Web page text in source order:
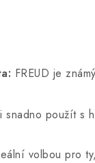
FREUD je
snadno použít s
volbou pro